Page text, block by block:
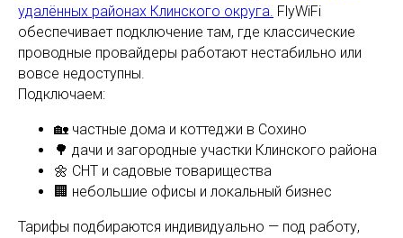
удалённых районах Клинского округа. FlyWiFi
обеспечивает подключение там, где классические
проводные провайдеры работают нестабильно или
вовсе недоступны.
Подключаем:
🏡 частные дома и коттеджи в Сохино
🌳 дачи и загородные участки Клинского района
🌼 СНТ и садовые товарищества
🏢 небольшие офисы и локальный бизнес
Тарифы подбираются индивидуально — под работу,